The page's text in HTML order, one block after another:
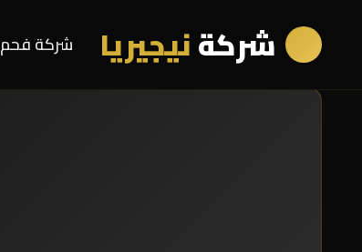
شركةنيجيريا شركة فحم